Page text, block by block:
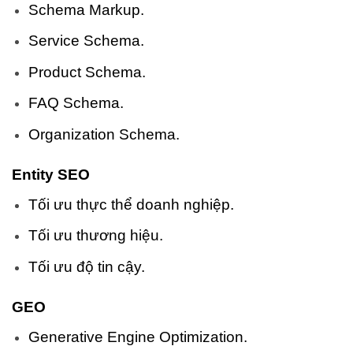
Schema Markup.
Service Schema.
Product Schema.
FAQ Schema.
Organization Schema.
Entity SEO
Tối ưu thực thể doanh nghiệp.
Tối ưu thương hiệu.
Tối ưu độ tin cậy.
GEO
Generative Engine Optimization.